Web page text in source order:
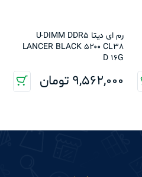
رم ای دیتا U-DIMM DDR5
LANCER BLACK 5200 CL38
D 16G
9,562,000 تومان